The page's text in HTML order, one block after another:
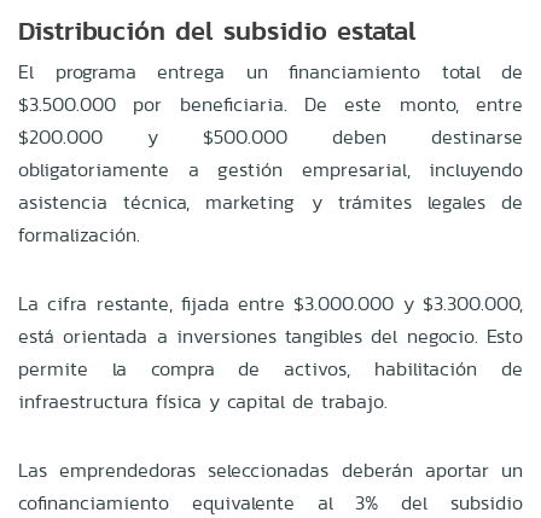
Distribución del subsidio estatal
El programa entrega un financiamiento total de
$3.500.000 por beneficiaria. De este monto, entre
$200.000 y $500.000 deben destinarse
obligatoriamente a gestión empresarial, incluyendo
asistencia técnica, marketing y trámites legales de
formalización.
La cifra restante, fijada entre $3.000.000 y $3.300.000,
está orientada a inversiones tangibles del negocio. Esto
permite la compra de activos, habilitación de
infraestructura física y capital de trabajo.
Las emprendedoras seleccionadas deberán aportar un
cofinanciamiento equivalente al 3% del subsidio